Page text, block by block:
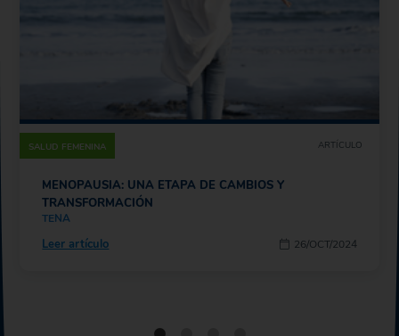
SALUD FEMENINA ARTÍCULO
MENOPAUSIA: UNA ETAPA DE CAMBIOS Y
TRANSFORMACIÓN
TENA
26/OCT/2024
Leer artículo